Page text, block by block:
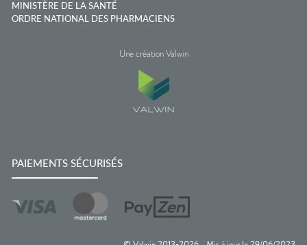
MINISTÈRE DE LA SANTÉ
ORDRE NATIONAL DES PHARMACIENS
Une création Valwin
PAIEMENTS SÉCURISÉS